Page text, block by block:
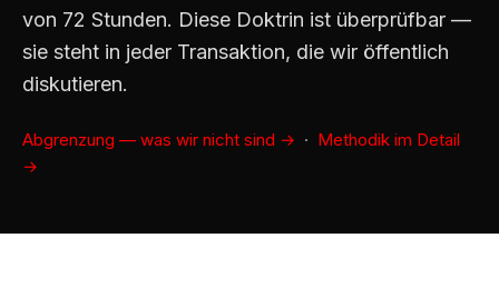
von 72 Stunden. Diese Doktrin ist überprüfbar —
sie steht in jeder Transaktion, die wir öffentlich
diskutieren.
Abgrenzung — was wir nicht sind → · Methodik im Detail
→